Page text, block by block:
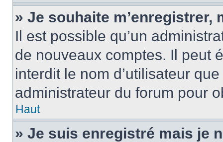
» Je souhaite m’enregistrer,
Il est possible qu’un
de nouveaux comptes. Il peut
interdit le nom d’utilisateur
administrateur du forum pour
Haut
» Je suis enregistré mais je